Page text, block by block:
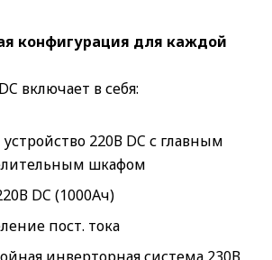
конфигурация для каждой
включает в себя:
220В DC с главным
шкафом
DC (1000Ач)
пост. тока